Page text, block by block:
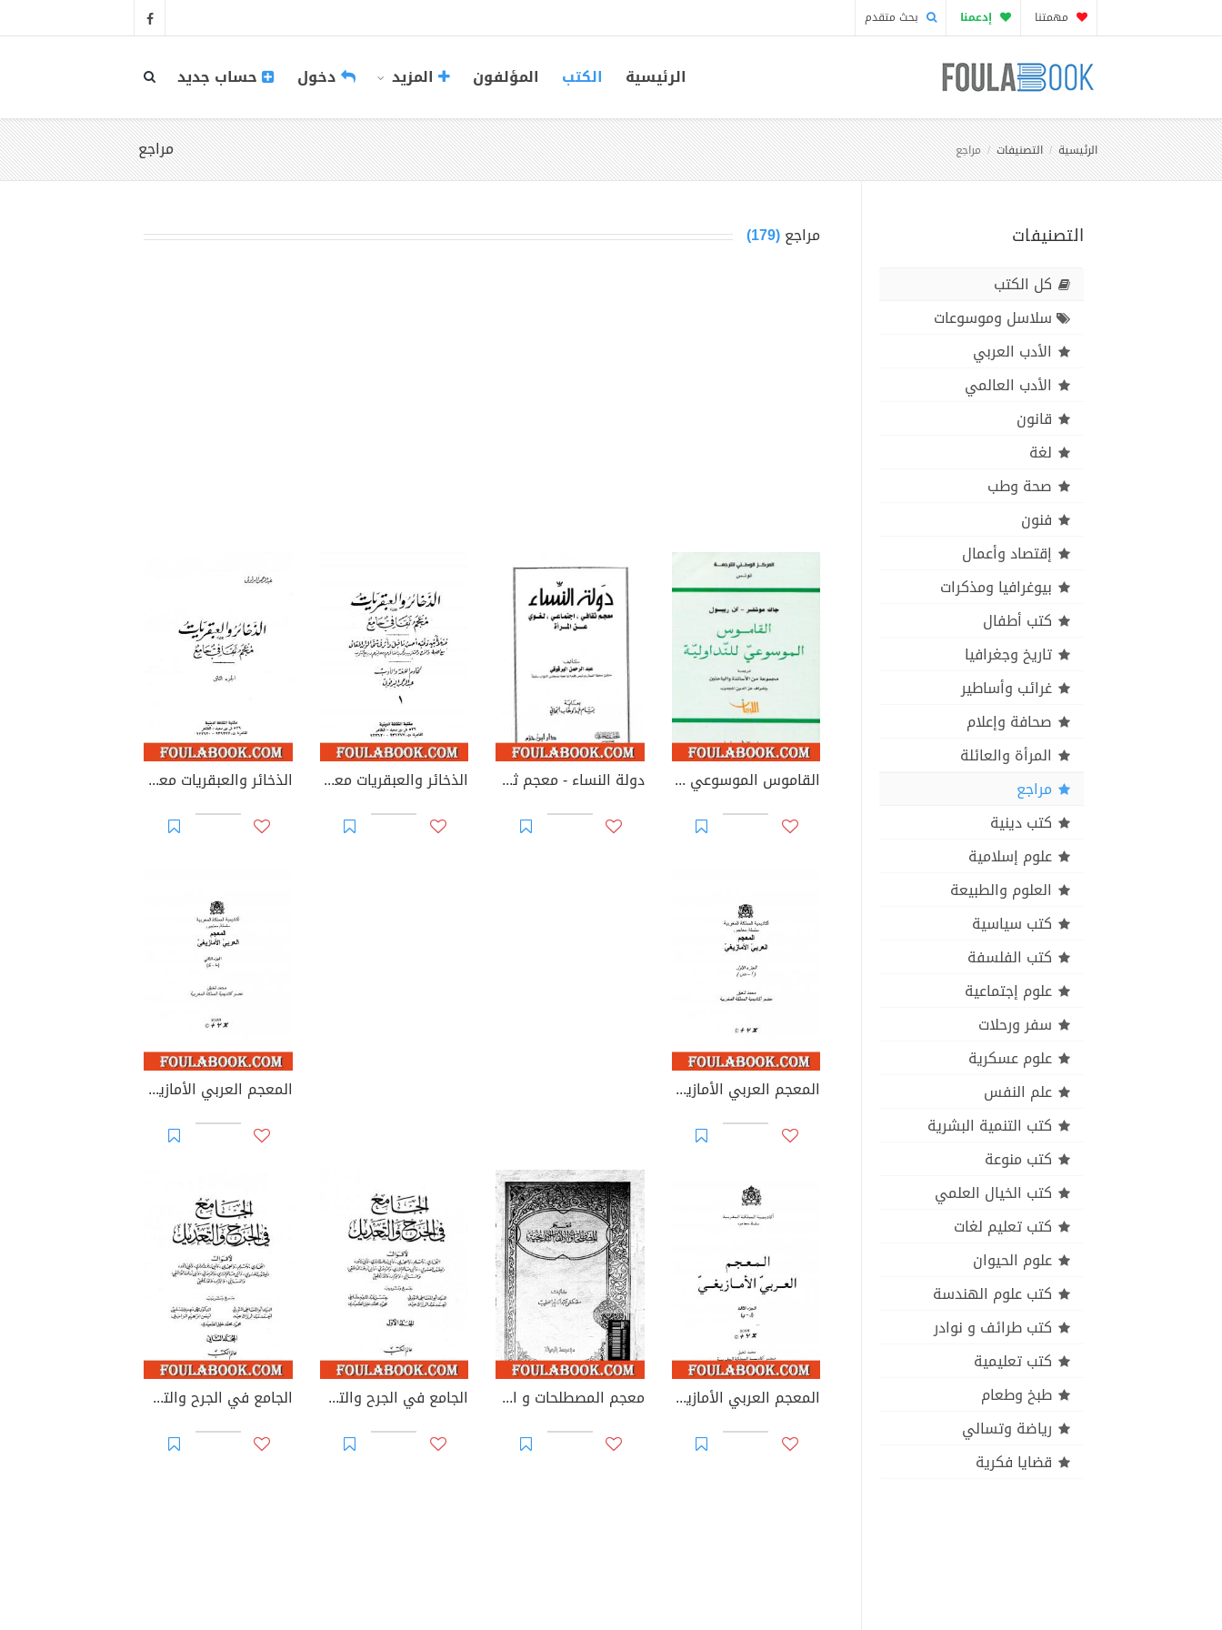
مهمتنا إدعمنا بحث متقدم
الرئيسية الكتب المؤلفون المزيد دخول حساب جديد
مراجع الرئيسية التصنيفات مراجع
التصنيفات
كل الكتب
سلاسل وموسوعات
الأدب العربي
الأدب العالمي
قانون
لغة
صحة وطب
فنون
إقتصاد وأعمال
بيوغرافيا ومذكرات
كتب أطفال
تاريخ وجغرافيا
غرائب وأساطير
صحافة وإعلام
المرأة والعائلة
مراجع
كتب دينية
علوم إسلامية
العلوم والطبيعة
كتب سياسية
كتب الفلسفة
علوم إجتماعية
سفر ورحلات
علوم عسكرية
علم النفس
كتب التنمية البشرية
كتب منوعة
كتب الخيال العلمي
كتب تعليم لغات
علوم الحيوان
كتب علوم الهندسة
كتب طرائف و نوادر
كتب تعليمية
طبخ وطعام
رياضة وتسالي
قضايا فكرية
مراجع(179)
القاموس الموسوعي للتداولية دولة النساء - معجم ثقافي اجتماعي لغوي عن المرأة الذخائر والعبقريات معجم ثقافي جامع - الجزء الأول الذخائر والعبقريات معجم ثقافي جامع - الجزء الثاني
المعجم العربي الأمازيغي - الجزء الأول المعجم العربي الأمازيغي - الجزء الثاني
المعجم العربي الأمازيغي - الجزء الثالث معجم المصطلحات و الألقاب التاريخية الجامع في الجرح والتعديل - المجلد الأول: الألف - العين الجامع في الجرح والتعديل - المجلد الثاني: تابع حرف العين - حرف الميم